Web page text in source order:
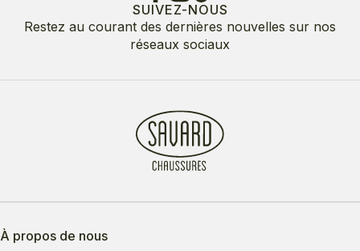
SUIVEZ-NOUS
Restez au courant des dernières nouvelles sur nos
réseaux sociaux
À propos de nous